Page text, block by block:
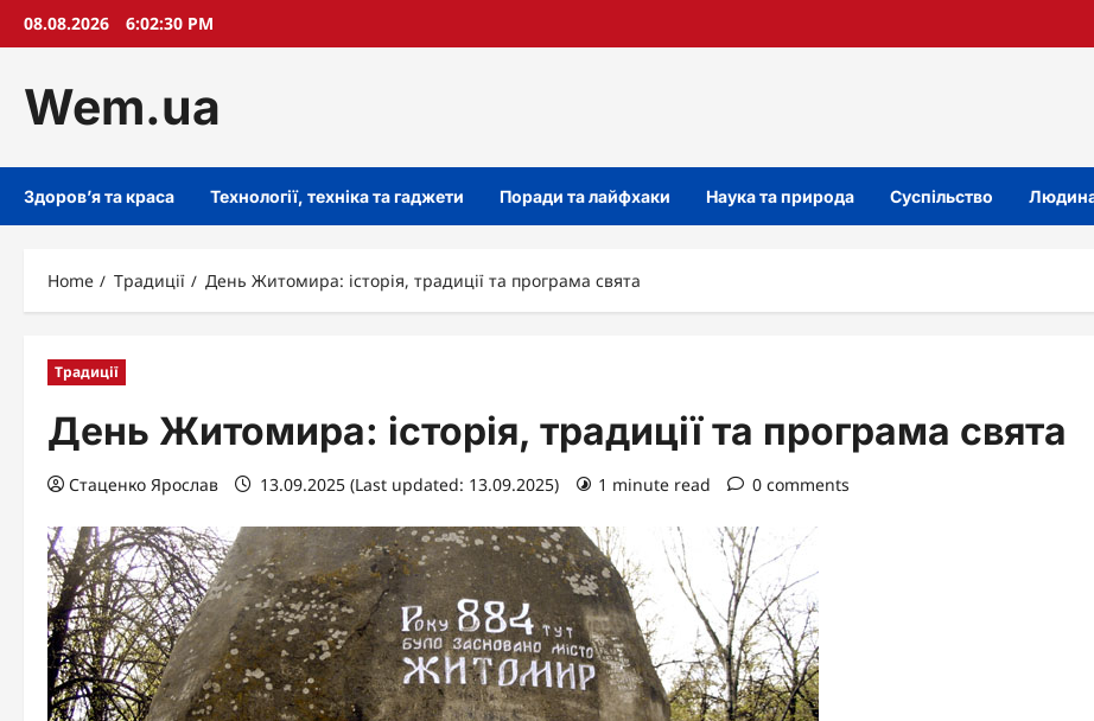
Skip08.08.2026 6:02:31 PM
Wem.ua
Здоров’я та краса Технології, техніка та гаджети Поради та лайфхаки Наука та природа Суспільство
Home Традиції День Житомира: історія, традиції та програма свята
Традиції
День Житомира: історія, традиції та програма свята
Стаценко Ярослав 13.09.2025 (Last updated: 13.09.2025) 1 minute read 0 comments